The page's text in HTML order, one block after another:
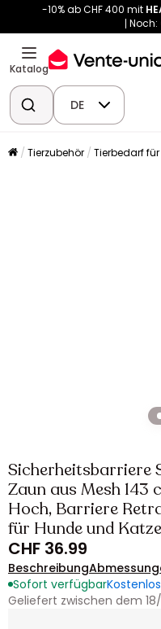
-10% ab CHF 400 mit
Noch:
Katalog
DE
Tierzubehör Tierbedarf
Sicherheitsbarriere
Zaun aus Mesh 143
Hoch, Barriere
für Hunde und
CHF 36.99
Beschreibung
Sofort verfügbar
Geliefert zwischen dem